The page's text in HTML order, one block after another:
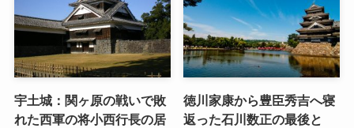
宇土城：関ヶ原の戦いで敗
れた西軍の将小西行長の居
徳川家康から豊臣秀吉へ寝
返った石川数正の最後と